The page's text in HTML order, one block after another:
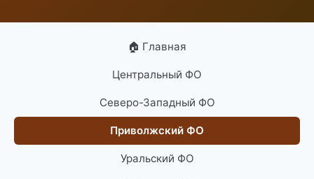
🏠 Главная
Центральный ФО
Северо-Западный ФО
Приволжский ФО
Уральский ФО